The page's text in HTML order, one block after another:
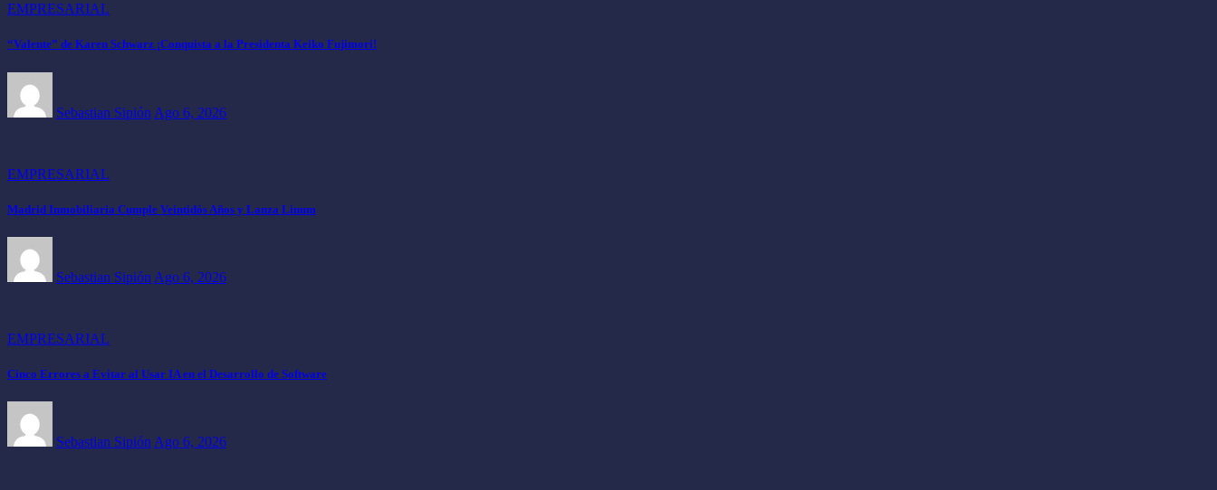
EMPRESARIAL
“Valente” de Karen Schwarz ¡Conquista a la Presidenta Keiko Fujimori!
Sebastian Sipión Ago 6, 2026
EMPRESARIAL
Madrid Inmobiliaria Cumple Veintidós Años y Lanza Linum
Sebastian Sipión Ago 6, 2026
EMPRESARIAL
Cinco Errores a Evitar al Usar IA en el Desarrollo de Software
Sebastian Sipión Ago 6, 2026